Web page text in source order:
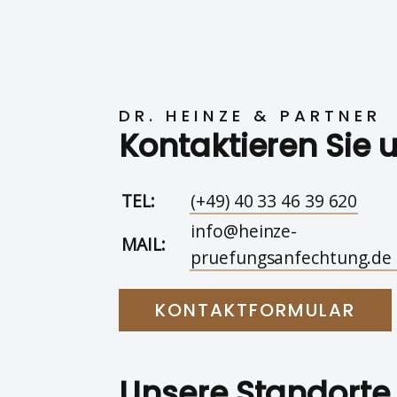
DR. HEINZE & PARTNER
Kontaktieren Sie
TEL:
(+49) 40 33 46 39 620
MAIL:
info@heinze-
pruefungsanfechtung.de
KONTAKTFORMULAR